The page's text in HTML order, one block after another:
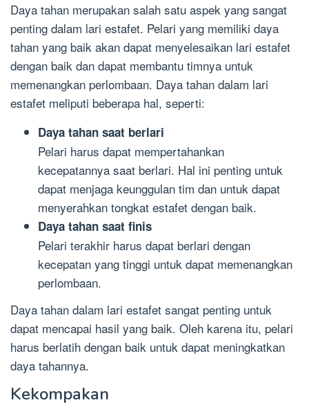
Daya tahan merupakan salah satu aspek yang sangat
penting dalam lari estafet. Pelari yang memiliki daya
tahan yang baik akan dapat menyelesaikan lari estafet
dengan baik dan dapat membantu timnya untuk
memenangkan perlombaan. Daya tahan dalam lari
estafet meliputi beberapa hal, seperti:
Daya tahan saat berlari
Pelari harus dapat mempertahankan
kecepatannya saat berlari. Hal ini penting untuk
dapat menjaga keunggulan tim dan untuk dapat
menyerahkan tongkat estafet dengan baik.
Daya tahan saat finis
Pelari terakhir harus dapat berlari dengan
kecepatan yang tinggi untuk dapat memenangkan
perlombaan.
Daya tahan dalam lari estafet sangat penting untuk
dapat mencapai hasil yang baik. Oleh karena itu, pelari
harus berlatih dengan baik untuk dapat meningkatkan
daya tahannya.
Kekompakan